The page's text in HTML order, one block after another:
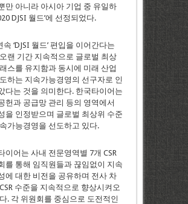
만 아니라 아시아 기업 중 유일하
DJSI 월드’에 선정되었다.
속 ‘DJSI 월드’ 편입을 이어간다는
랜 기간 지속적으로 글로벌 최상
스를 유지함과 동시에 미래 산업
하는 지속가능경영의 선구자로 인
다는 것을 의미한다. 한국타이어는
헌과 공급망 관리 등의 영역에서
을 인정받으며 글로벌 최상위 수준
가능경영을 선도하고 있다.
이어는 사내 전문영역별 7개 CSR
를 통해 임직원들과 끊임없이 지속
에 대한 비전을 공유하며 전사 차
수준을 지속적으로 향상시켜오
. 각 위원회를 중심으로 도전적인